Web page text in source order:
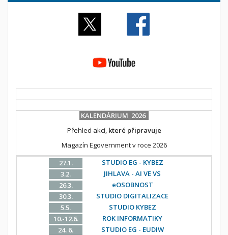
KALENDÁRIUM 2026
Přehled akcí, které připravuje
Magazín Egovernment v roce 2026
27.1.
STUDIO EG - KYBEZ
3.2.
JIHLAVA - AI VE VS
26.3.
eOSOBNOST
30.3.
STUDIO DIGITALIZACE
5.5.
STUDIO KYBEZ
10.-12.6.
ROK INFORMATIKY
24. 6.
STUDIO EG - EUDIW